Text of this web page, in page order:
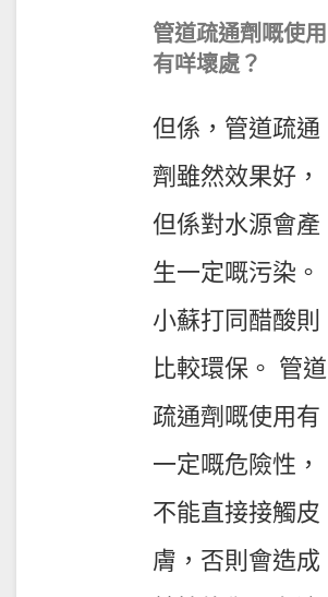
管道疏通劑嘅使用
有咩壞處？
但係，管道疏通
劑雖然效果好，
但係對水源會產
生一定嘅污染。
小蘇打同醋酸則
比較環保。 管道
疏通劑嘅使用有
一定嘅危險性，
不能直接接觸皮
膚，否則會造成